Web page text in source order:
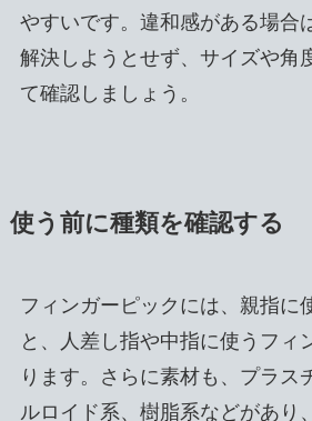
やすいです。違和感がある場合
解決しようとせず、サイズや角
て確認しましょう。
使う前に種類を確認する
フィンガーピックには、親指に
と、人差し指や中指に使うフィ
ります。さらに素材も、プラス
ルロイド系、樹脂系などがあり